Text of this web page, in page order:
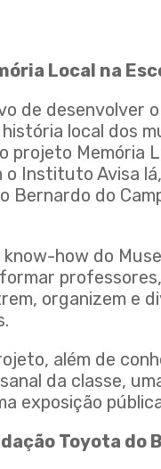
Local na
de desenvolver
local dos
projeto Memória
o Instituto Avisa
Bernardo do
know-how do
organizem e
além de
da classe,
exposição
Toyota do